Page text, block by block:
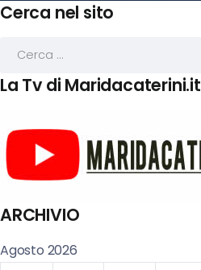
Cerca nel sito
La Tv di Maridacaterini.it
ARCHIVIO
Agosto 2026